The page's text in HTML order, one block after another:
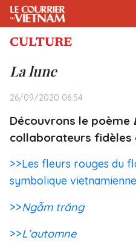
CULTURE
La lune
26/09/2020 06:54
Découvrons le poème
collaborateurs fidèles
>>Les fleurs rouges du
symbolique vietnamienne
>>Ngẫm trăng
>>L’automne